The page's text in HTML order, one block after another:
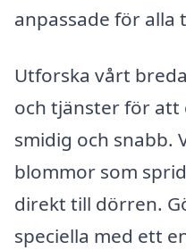
anpassade för alla
Utforska vårt
och tjänster för att
smidig och snabb.
blommor som
direkt till dörren.
speciella med ett